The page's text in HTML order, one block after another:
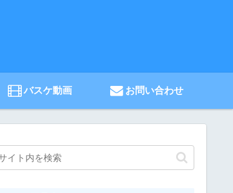
バスケ動画 お問い合わせ